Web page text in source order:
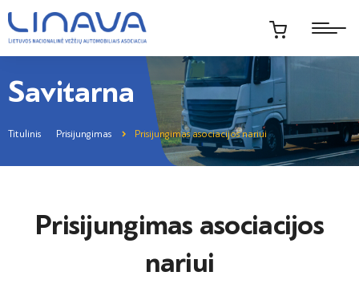
Savitarna
Titulinis Prisijungimas Prisijungimas asociacijos nariui
Prisijungimas asociacijos
nariui